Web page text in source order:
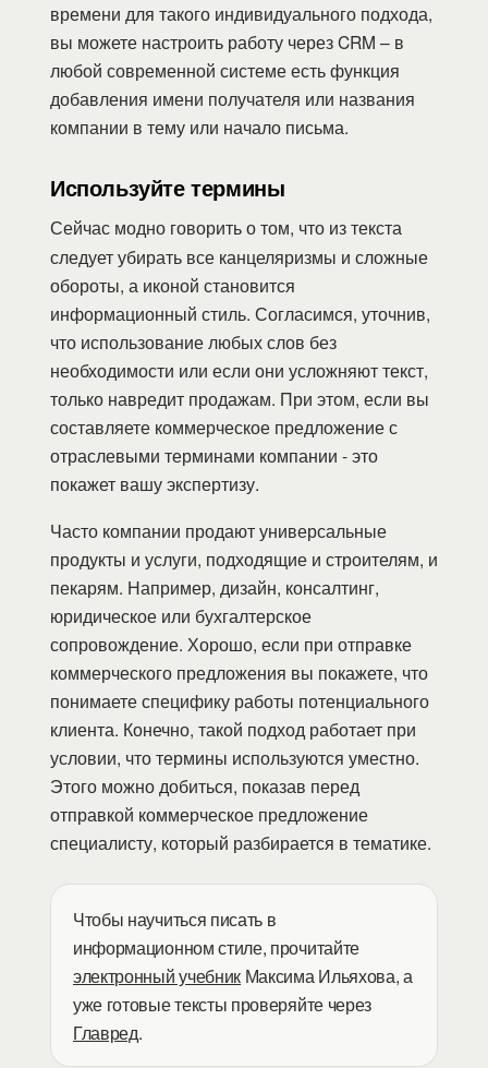
времени для такого индивидуального подхода,
вы можете настроить работу через CRM – в
любой современной системе есть функция
добавления имени получателя или названия
компании в тему или начало письма.
Используйте термины
Сейчас модно говорить о том, что из текста
следует убирать все канцеляризмы и сложные
обороты, а иконой становится
информационный стиль. Согласимся, уточнив,
что использование любых слов без
необходимости или если они усложняют текст,
только навредит продажам. При этом, если вы
составляете коммерческое предложение с
отраслевыми терминами компании - это
покажет вашу экспертизу.
Часто компании продают универсальные
продукты и услуги, подходящие и строителям, и
пекарям. Например, дизайн, консалтинг,
юридическое или бухгалтерское
сопровождение. Хорошо, если при отправке
коммерческого предложения вы покажете, что
понимаете специфику работы потенциального
клиента. Конечно, такой подход работает при
условии, что термины используются уместно.
Этого можно добиться, показав перед
отправкой коммерческое предложение
специалисту, который разбирается в тематике.
Чтобы научиться писать в
информационном стиле, прочитайте
электронный учебник Максима Ильяхова, а
уже готовые тексты проверяйте через
Главред.